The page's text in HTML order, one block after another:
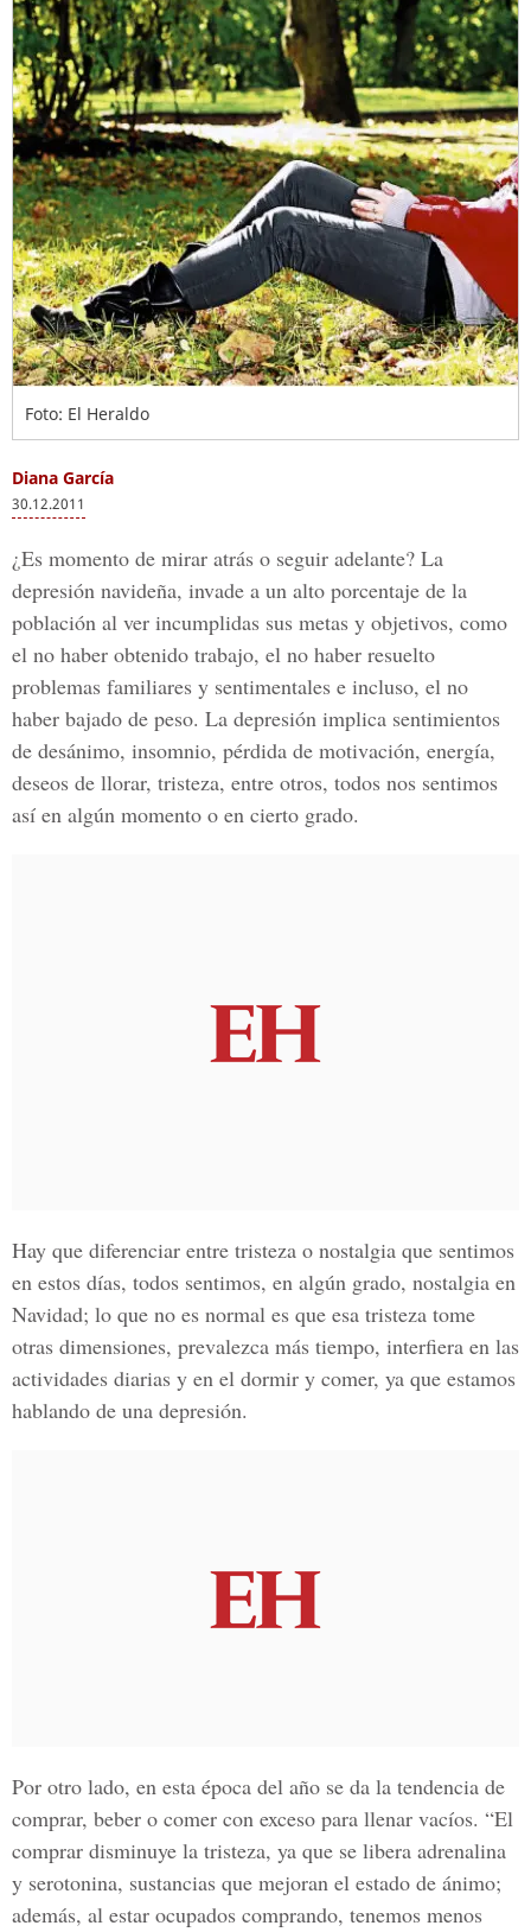
Foto: El Heraldo
Diana García
30.12.2011
¿Es momento de mirar atrás o seguir adelante? La
depresión navideña, invade a un alto porcentaje de la
población al ver incumplidas sus metas y objetivos, como
el no haber obtenido trabajo, el no haber resuelto
problemas familiares y sentimentales e incluso, el no
haber bajado de peso. La depresión implica sentimientos
de desánimo, insomnio, pérdida de motivación, energía,
deseos de llorar, tristeza, entre otros, todos nos sentimos
así en algún momento o en cierto grado.
Hay que diferenciar entre tristeza o nostalgia que sentimos
en estos días, todos sentimos, en algún grado, nostalgia en
Navidad; lo que no es normal es que esa tristeza tome
otras dimensiones, prevalezca más tiempo, interfiera en las
actividades diarias y en el dormir y comer, ya que estamos
hablando de una depresión.
Por otro lado, en esta época del año se da la tendencia de
comprar, beber o comer con exceso para llenar vacíos. “El
comprar disminuye la tristeza, ya que se libera adrenalina
y serotonina, sustancias que mejoran el estado de ánimo;
además, al estar ocupados comprando, tenemos menos